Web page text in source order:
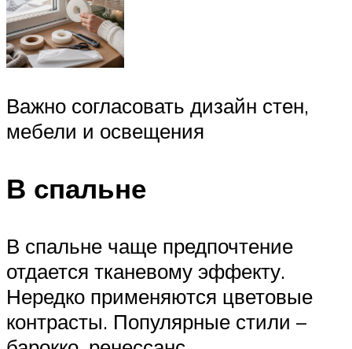
Важно согласовать дизайн стен,
мебели и освещения
В спальне
В спальне чаще предпочтение
отдается тканевому эффекту.
Нередко применяются цветовые
контрасты. Популярные стили –